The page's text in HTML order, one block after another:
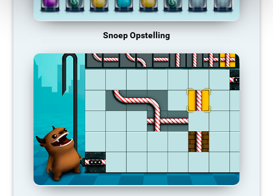
Snoep Opstelling